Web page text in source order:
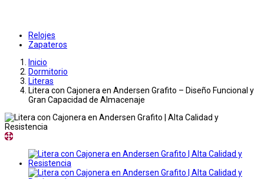
Relojes
Zapateros
Inicio
Dormitorio
Literas
Litera con Cajonera en Andersen Grafito – Diseño Funcional y
Gran Capacidad de Almacenaje